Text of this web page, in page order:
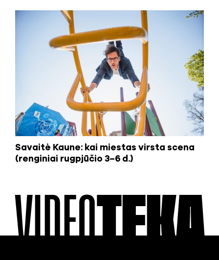
Savaitė Kaune: kai miestas virsta scena
(renginiai rugpjūčio 3–6 d.)
VIDEOTEKA